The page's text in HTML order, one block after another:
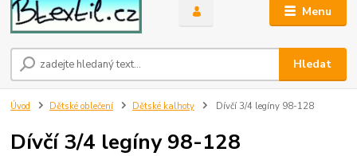
Menu
Hledat
Úvod Dětské oblečení Dětské kalhoty Dívčí 3/4 legíny 98-128
Dívčí 3/4 legíny 98-128